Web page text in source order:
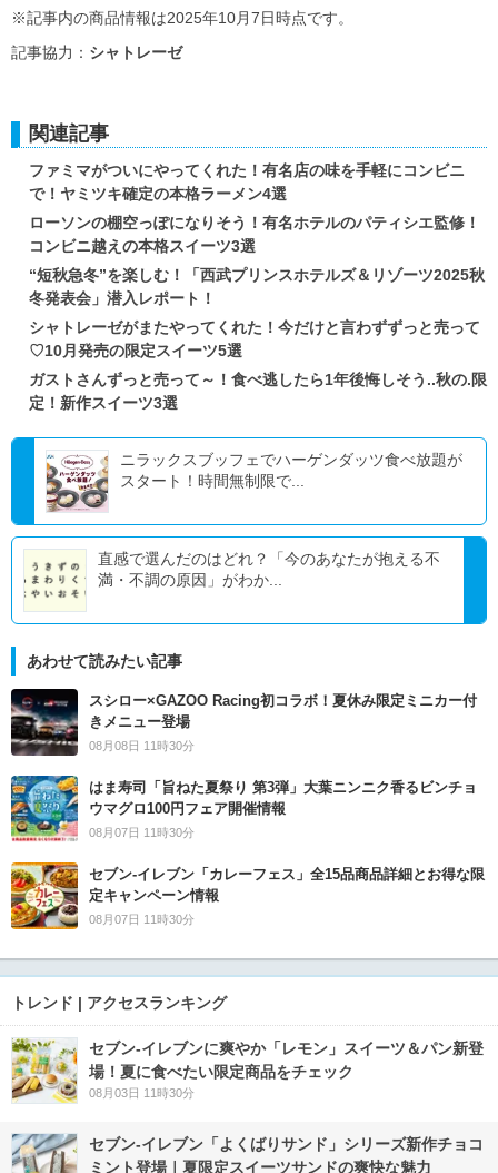
※記事内の商品情報は2025年10月7日時点です。
記事協力： シャトレーゼ
関連記事
ファミマがついにやってくれた！有名店の味を手軽にコンビニ
で！ヤミツキ確定の本格ラーメン4選
ローソンの棚空っぽになりそう！有名ホテルのパティシエ監修！
コンビニ越えの本格スイーツ3選
“短秋急冬”を楽しむ！「西武プリンスホテルズ＆リゾーツ2025秋
冬発表会」潜入レポート！
シャトレーゼがまたやってくれた！今だけと言わずずっと売って
♡10月発売の限定スイーツ5選
ガストさんずっと売って～！食べ逃したら1年後悔しそう..秋の.限
定！新作スイーツ3選
ニラックスブッフェでハーゲンダッツ食べ放題が
スタート！時間無制限で...
直感で選んだのはどれ？「今のあなたが抱える不
満・不調の原因」がわか...
あわせて読みたい記事
スシロー×GAZOO Racing初コラボ！夏休み限定ミニカー付
きメニュー登場
08月08日 11時30分
はま寿司「旨ねた夏祭り 第3弾」大葉ニンニク香るビンチョ
ウマグロ100円フェア開催情報
08月07日 11時30分
セブン‐イレブン「カレーフェス」全15品商品詳細とお得な限
定キャンペーン情報
08月07日 11時30分
トレンド | アクセスランキング
セブン‐イレブンに爽やか「レモン」スイーツ＆パン新登
場！夏に食べたい限定商品をチェック
08月03日 11時30分
セブン‐イレブン「よくばりサンド」シリーズ新作チョコ
ミント登場｜夏限定スイーツサンドの爽快な魅力